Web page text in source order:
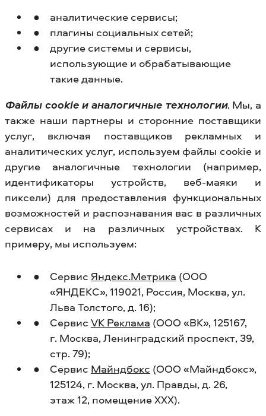
аналитические сервисы;
плагины социальных сетей;
другие системы и сервисы,
использующие и обрабатывающие
такие данные.
Файлы cookie и аналогичные технологии. Мы, а
также наши партнеры и сторонние поставщики
услуг, включая поставщиков рекламных и
аналитических услуг, используем файлы cookie и
другие аналогичные технологии (например,
идентификаторы устройств, веб-маяки и
пиксели) для предоставления функциональных
возможностей и распознавания вас в различных
сервисах и на различных устройствах. К
примеру, мы используем:
Сервис Яндекс.Метрика (ООО
«ЯНДЕКС», 119021, Россия, Москва, ул.
Льва Толстого, д. 16);
Сервис VK Реклама (ООО «ВК», 125167,
г. Москва, Ленинградский проспект, 39,
стр. 79);
Сервис Майндбокс (ООО «Майндбокс»,
125124, г. Москва, ул. Правды, д. 26,
этаж 12, помещение XXX).